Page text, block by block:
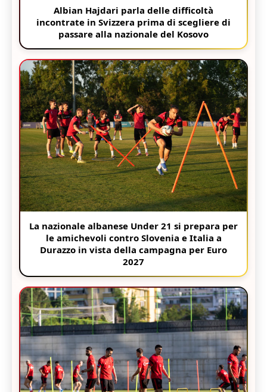
Albian Hajdari parla delle difficoltà
incontrate in Svizzera prima di scegliere di
passare alla nazionale del Kosovo
La nazionale albanese Under 21 si prepara per
le amichevoli contro Slovenia e Italia a
Durazzo in vista della campagna per Euro
2027